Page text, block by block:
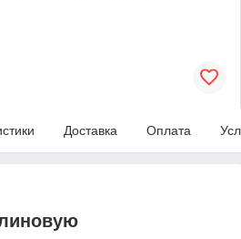
Доставка Оплата